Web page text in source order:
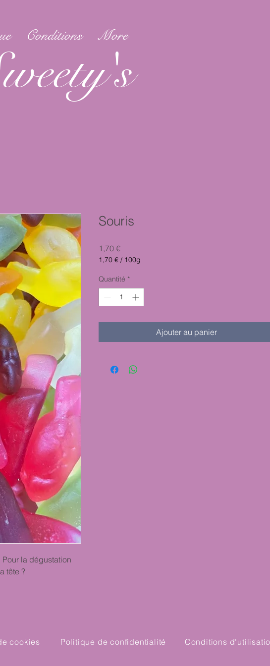
Conditions More
la dégustation
tête ?
Souris
1,70 €Prix
1,70 € / 100g
pour
100
Grammes
Quantité *
Ajouter au panier
cookies Politique de confidentialité Conditions